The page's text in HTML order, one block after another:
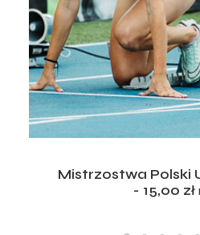
ADD TO
Mistrzostwa Polski
15,00 zł